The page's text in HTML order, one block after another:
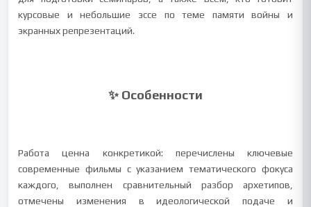
курсовые и небольшие эссе по теме памяти войны и
экранных репрезентаций.
✨ Особенности
Работа ценна конкретикой: перечислены ключевые
современные фильмы с указанием тематического фокуса
каждого, выполнен сравнительный разбор архетипов,
отмечены изменения в идеологической подаче и